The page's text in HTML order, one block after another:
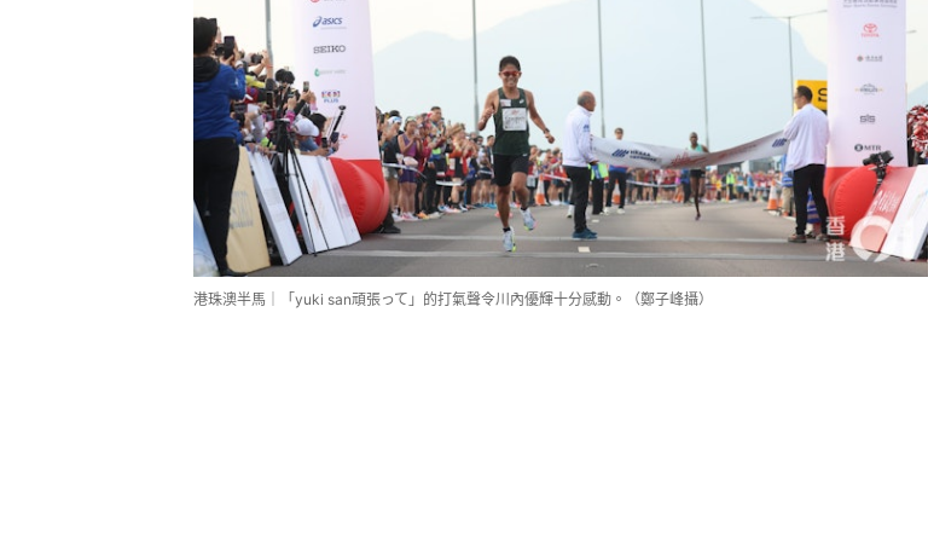
港珠澳半馬｜「yuki san頑張って」的打氣聲令川內優輝十分感動。（鄭子峰攝）